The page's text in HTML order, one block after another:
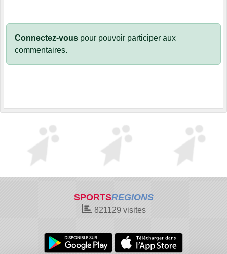
Connectez-vous pour pouvoir participer aux
commentaires.
SPORTSREGIONS
821129visites